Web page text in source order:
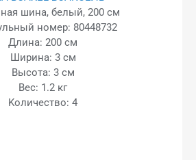
шина, белый, 200 см
номер: 80448732
Длина: 200 см
Ширина: 3 см
Высота: 3 см
Вес: 1.2 кг
Kоличество: 4